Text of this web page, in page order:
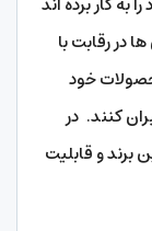
در رقابت با
خود
کنند. در
برند و قابلیت